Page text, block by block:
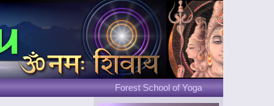
Forest School of Yoga
Путешествия налегке
без рюкзаков